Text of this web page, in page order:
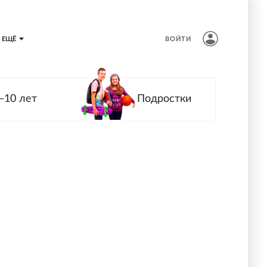
ЕЩЁ ВОЙТИ
лет Подростки